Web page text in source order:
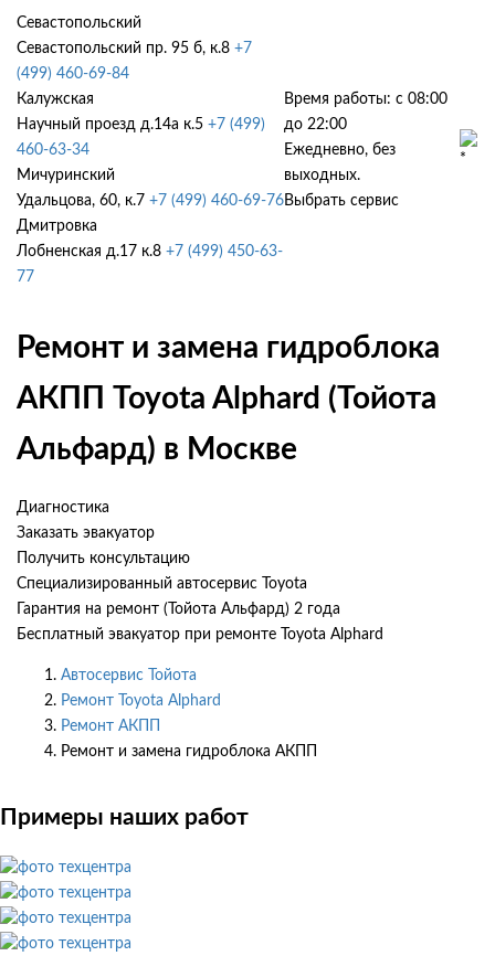
Севастопольский
Севастопольский пр. 95 б, к.8 +7
(499) 460-69-84
Калужская
Научный проезд д.14а к.5 +7 (499)
460-63-34
Мичуринский
Удальцова, 60, к.7 +7 (499) 460-69-76
Дмитровка
Лобненская д.17 к.8 +7 (499) 450-63-
77
Время работы: с 08:00
до 22:00
Ежедневно, без
выходных.
Выбрать сервис
Ремонт и замена гидроблока
АКПП Toyota Alphard (Тойота
Альфард) в Москве
Диагностика
Заказать эвакуатор
Получить консультацию
Специализированный автосервис Toyota
Гарантия на ремонт (Тойота Альфард) 2 года
Бесплатный эвакуатор при ремонте Toyota Alphard
Автосервис Тойота
Ремонт Toyota Alphard
Ремонт АКПП
Ремонт и замена гидроблока АКПП
Примеры наших работ